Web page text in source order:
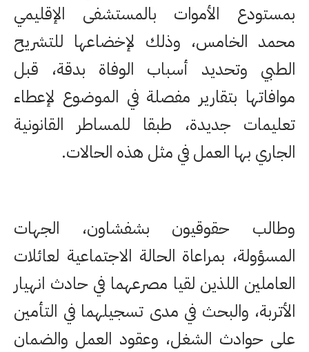
بمستودع الأموات بالمستشفى الإقليمي
محمد الخامس، وذلك لإخضاعها للتشريح
الطبي وتحديد أسباب الوفاة بدقة، قبل
موافاتها بتقارير مفصلة في الموضوع لإعطاء
تعليمات جديدة، طبقا للمساطر القانونية
الجاري بها العمل في مثل هذه الحالات.
وطالب حقوقيون بشفشاون، الجهات
المسؤولة، بمراعاة الحالة الاجتماعية لعائلات
العاملين اللذين لقيا مصرعهما في حادث انهيار
الأتربة، والبحث في مدى تسجيلهما في التأمين
على حوادث الشغل، وعقود العمل والضمان